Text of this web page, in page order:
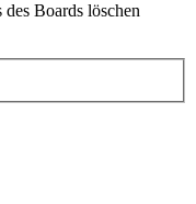
Boards löschen